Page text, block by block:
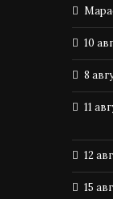
10
8
11
12
15